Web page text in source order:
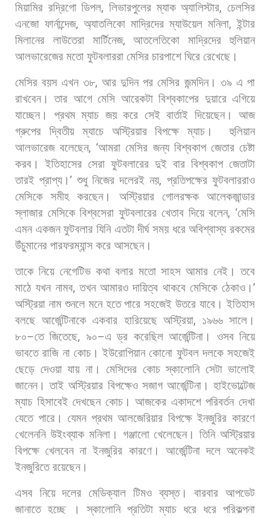
মিয়ামির রদ্রিগো ডিপল,লিভারপুলের ম্যাক অ্যালিস্টার,চেলসির
এনজো ফার্নান্দেজ, অ্যাতলিকো মাদ্রিদের ম্যাউয়েল মনিলা,ইন্টার
মিলানের
লাউতেরা মার্টিনেজ,আতলেতিকো মাদ্রিদের
হুলিয়ান
আলভারেজের মতো ফুটবলাররা মেসির চারপাশে ঘিরে রেখেছে।
মেসির বয়স এখন ৩৮, আর দুদিন পর মেসির জন্মদিন। ৩৯ এ পা
রাখবেন।
তার আগে মেসি আরেকটা বিশ্বকাপের দুয়ারে এগিয়ে
যাচ্ছেন।
প্রথম ম্যাচ জয় করে সেই বার্তাই দিয়েছেন।
আজ
গ্রুপের
দ্বিতীয় ম্যাচে অস্ট্রিয়ার বিপক্ষে ম্যাচ।
হুলিয়ান
আলভারেজ বলেছেন, ‘আমরা মেসির জন্য বিশ্বকাপ জেতার চেষ্টা
করব।
ইতিহাসের সেরা ফুটবলারের দুই বার বিশ্বকাপ জেতাটা
তারই প্রাপ্য।’ শুধু নিজের দলেরই নয়, প্রতিপক্ষের ফুটবলাররাও
মেসিকে
সমীহ করছেন। অস্ট্রিয়ার গোলরক্ষক
আলেকজান্ডার
স্লাজার মেসিকে বিশ্বসেরা ফুটবলারের খেতাব দিয়ে বলেন, ‘মেসি
এমন একজন ফুটবলার যিনি এতটা দীর্ঘ সময় ধরে অবিশ্বাস্য রকমের
উঁচুমানের পারফরম্যান্স করে আসছেন।
তাকে নিয়ে নেগেটিভ কথা বলার মতো সাহস আমার নেই। তবে
মাঠে যখন নামব,তখন আমারও দায়িত্ব থাকবে মেসিকে ঠেকাও।’
অস্ট্রিয়া নাম শুনলে মনে হতে পারে সহজেই উতরে যাবে। ইতিহাস
বলছে আর্জেন্টিনাকে একবার হারিয়েছে অস্ট্রিয়া, ১৯৬৬ সালে।
৮০–তে জিতেছে, ৯০–এ ড্র করেছিল আর্জেন্টিনা। ওসব নিয়ে
ভাবতে রাজি না কোচ। ইউরোপিয়ান কোনো ফুটবল দলকে সহজেই
ছেড়ে দেওয়া যায় না। মেসিদের কোচ স্কালোনি সেটা ভালোই
জানেন। তাই অস্ট্রিয়ার বিপক্ষেও সজাগ আর্জেন্টিনা। হাইভোল্টেজ
ম্যাচ হিসাবেই দেখছেন কোচ। আজকের একাদশে পরিবর্তন দেখা
যেতে পারে। যেমন প্রথম আলজেরিয়ার বিপক্ষে ইনজুরির কারণে
খেলেননি উইংব্যাক মনিলা। গঞ্জালো খেলেছেন। তিনি অস্ট্রিয়ার
বিপক্ষে খেলবেন না ইনজুরির কারণে। আর্জেন্টিনা দলে অনেকই
ইনজুরিতে রয়েছেন।
এসব নিয়ে দলের মেডিক্যাল টিমও ব্যস্ত। বারবার আপডেট
জানাতে হচ্ছে । স্কালোনি প্রতিটা ম্যাচ ধরে ধরে পরিকল্পনা